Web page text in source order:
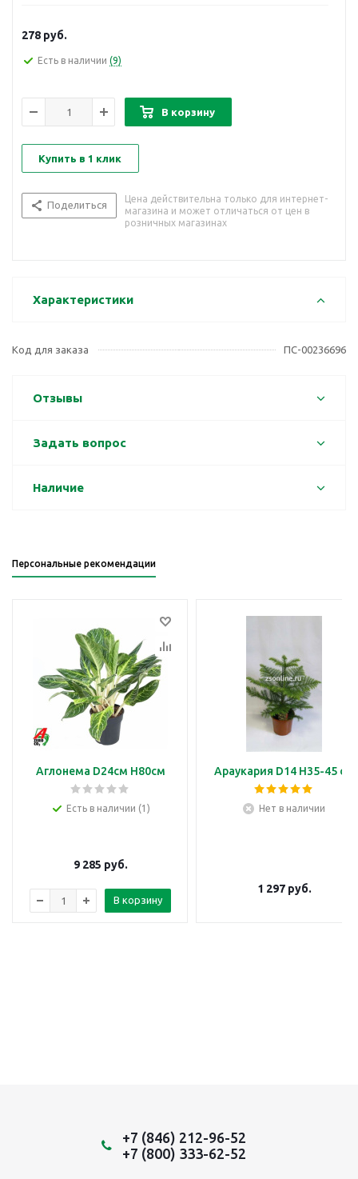
278 руб.
Есть в наличии (9)
В корзину
Купить в 1 клик
Поделиться
Цена действительна только для интернет-
магазина и может отличаться от цен в
розничных магазинах
Характеристики
Код для заказа ПС-00236696
Отзывы
Задать вопрос
Наличие
Персональные рекомендации
Аглонема D24см H80см
Есть в наличии (1)
9 285 руб.
В корзину
Араукария D14 H35-45 см
Нет в наличии
1 297руб.
+7 (846) 212-96-52
+7 (800) 333-62-52